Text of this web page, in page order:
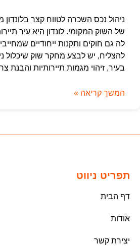
ניהול נכס השכרה לטווח קצר
של השוק המקומי. לונדון היא עיר
לה גם חוקים ותקנות ייחודיים
להצליח, יש לבצע מחקר שוק שיכלול
בעיר, זיהוי מגמות תיירותיות והבנת
המשך קריאה »
תפריט ניווט
דף הבית
אודות
יצירת קשר